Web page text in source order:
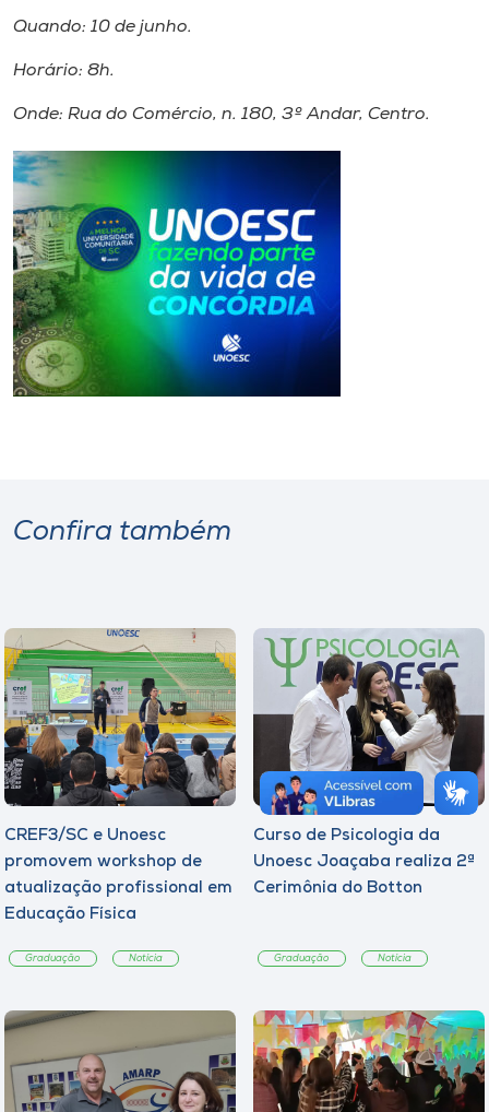
Quando: 10 de junho.
Horário: 8h.
Onde: Rua do Comércio, n. 180, 3º Andar, Centro.
Confira também
CREF3/SC e Unoesc
promovem workshop de
atualização profissional em
Educação Física
Graduação Notícia
Curso de Psicologia da
Unoesc Joaçaba realiza 2ª
Cerimônia do Botton
Graduação Notícia